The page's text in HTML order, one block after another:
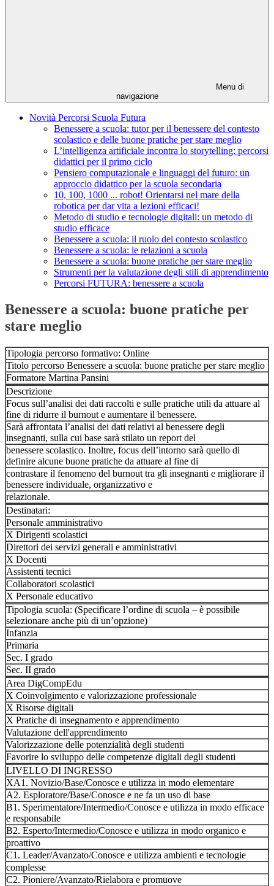
Menu di
navigazione
Novità Percorsi Scuola Futura
Benessere a scuola: tutor per il benessere del contesto
scolastico e delle buone pratiche per stare meglio
L’intelligenza artificiale incontra lo storytelling: percorsi
didattici per il primo ciclo
Pensiero computazionale e linguaggi del futuro: un
approccio didattico per la scuola secondaria
10, 100, 1000 ... robot! Orientarsi nel mare della
robotica per dar vita a lezioni efficaci!
Metodo di studio e tecnologie digitali: un metodo di
studio efficace
Benessere a scuola: il ruolo del contesto scolastico
Benessere a scuola: le relazioni a scuola
Benessere a scuola: buone pratiche per stare meglio
Strumenti per la valutazione degli stili di apprendimento
Percorsi FUTURA: benessere a scuola
Benessere a scuola: buone pratiche per
stare meglio
Tipologia percorso formativo: Online
Titolo percorso Benessere a scuola: buone pratiche per stare meglio
Formatore Martina Pansini
Descrizione
Focus sull’analisi dei dati raccolti e sulle pratiche utili da attuare al
fine di ridurre il burnout e aumentare il benessere.
Sarà affrontata l’analisi dei dati relativi al benessere degli
insegnanti, sulla cui base sarà stilato un report del
benessere scolastico. Inoltre, focus dell’intorno sarà quello di
definire alcune buone pratiche da attuare al fine di
contrastare il fenomeno del burnout tra gli insegnanti e migliorare il
benessere individuale, organizzativo e
relazionale.
Destinatari:
Personale amministrativo
X Dirigenti scolastici
Direttori dei servizi generali e amministrativi
X Docenti
Assistenti tecnici
Collaboratori scolastici
X Personale educativo
Tipologia scuola: (Specificare l’ordine di scuola – è possibile
selezionare anche più di un’opzione)
Infanzia
Primaria
Sec. I grado
Sec. II grado
Area DigCompEdu
X Coinvolgimento e valorizzazione professionale
X Risorse digitali
X Pratiche di insegnamento e apprendimento
Valutazione dell'apprendimento
Valorizzazione delle potenzialità degli studenti
Favorire lo sviluppo delle competenze digitali degli studenti
LIVELLO DI INGRESSO
XA1. Novizio/Base/Conosce e utilizza in modo elementare
A2. Esploratore/Base/Conosce e ne fa un uso di base
B1. Sperimentatore/Intermedio/Conosce e utilizza in modo efficace
e responsabile
B2. Esperto/Intermedio/Conosce e utilizza in modo organico e
proattivo
C1. Leader/Avanzato/Conosce e utilizza ambienti e tecnologie
complesse
C2. Pioniere/Avanzato/Rielabora e promuove